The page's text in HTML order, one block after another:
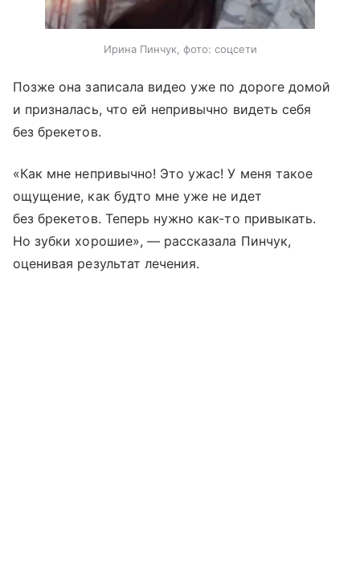
Ирина Пинчук, фото: соцсети
Позже она записала видео уже по дороге домой
и призналась, что ей непривычно видеть себя
без брекетов.
«Как мне непривычно! Это ужас! У меня такое
ощущение, как будто мне уже не идет
без брекетов. Теперь нужно как-то привыкать.
Но зубки хорошие», — рассказала Пинчук,
оценивая результат лечения.